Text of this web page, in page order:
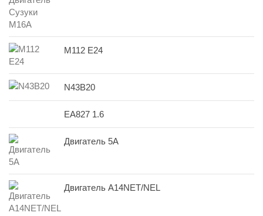
M112 E24
N43B20
EA827 1.6
Двигатель 5A
Двигатель A14NET/NEL